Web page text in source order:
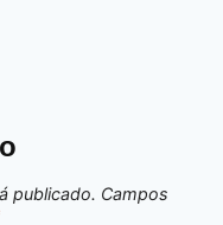
publicado. Campos